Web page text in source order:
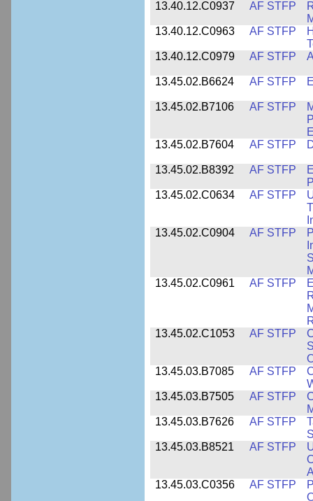
13.40.12.C0937 AF STFP
13.40.12.C0963
AF STFP
13.40.12.C0979
AF STFP
13.45.02.B6624 AF STFP
13.45.02.B7106 AF STFP
13.45.02.B7604
AF STFP
13.45.02.B8392 AF STFP
13.45.02.C0634
AF STFP
13.45.02.C0904
AF STFP
13.45.02.C0961
AF STFP
13.45.02.C1053
AF STFP
13.45.03.B7085
AF STFP
13.45.03.B7505
AF STFP
13.45.03.B7626
AF STFP
13.45.03.B8521
AF STFP
13.45.03.C0356
AF STFP